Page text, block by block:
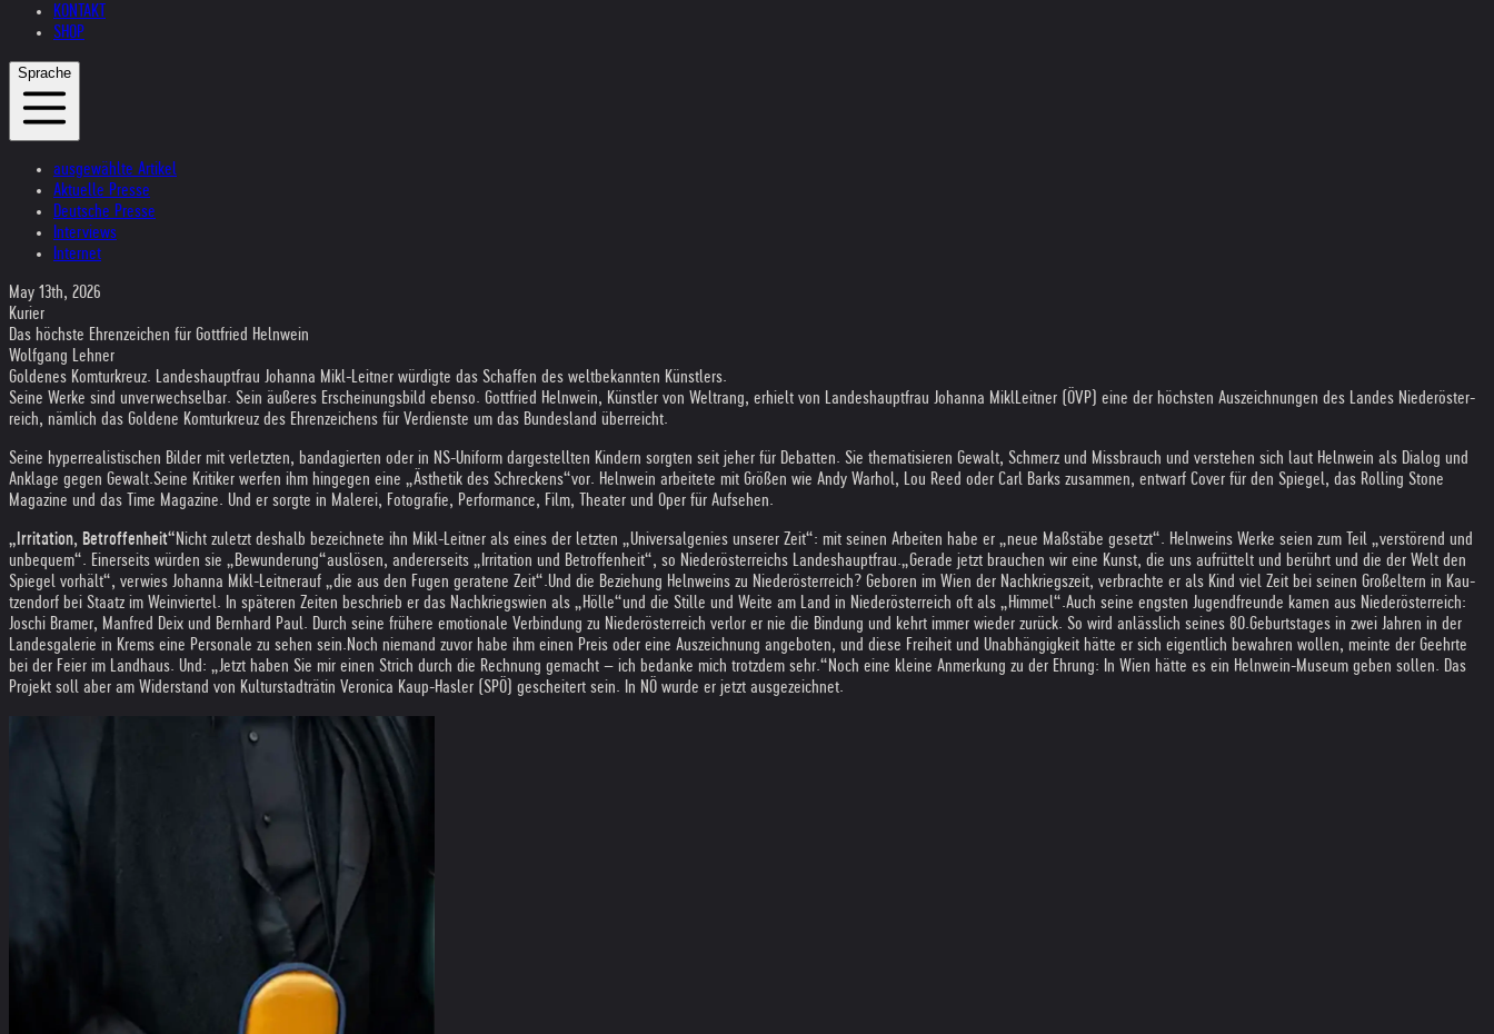
KONTAKT
SHOP
Sprache
ausgewählte Artikel
Aktuelle Presse
Deutsche Presse
Interviews
Internet
May 13th, 2026
Kurier
Das höch­ste Ehren­zei­chen für Gott­fried Heln­wein
Wolf­gang Leh­ner
Gol­de­nes Kom­tur­kreuz. Lan­des­haupt­frau Johanna Mikl-Leit­ner wür­digte das Schaf­fen des welt­be­kann­ten Künst­lers.
Seine Werke sind unver­wech­sel­bar. Sein äuße­res Erschei­nungs­bild ebenso. Gott­fried Heln­wein, Künst­ler von Welt­rang, erhielt von Lan­des­haupt­frau Johanna MiklLeit­ner (ÖVP) eine der höch­sten Aus­zeich­nun­gen des Lan­des Nie­der­öster­
reich, näm­lich das Gol­dene Kom­tur­kreuz des Ehren­zei­chens für Ver­dien­ste um das Bun­des­land über­reicht.
Seine hyper­rea­li­sti­schen Bil­der mit ver­letz­ten, ban­da­gier­ten oder in NS-Uni­form dar­ge­stell­ten Kin­dern sorg­ten seit jeher für Debat­ten. Sie the­ma­ti­sie­ren Gewalt, Schmerz und Missbrauch und ver­ste­hen sich laut Heln­wein als Dia­log und
Anklage gegen Gewalt.Seine Kri­ti­ker wer­fen ihm hin­ge­gen eine „Ästhe­tik des Schreckens“vor. Heln­wein arbei­tete mit Grö­ßen wie Andy War­hol, Lou Reed oder Carl Barks zusam­men, ent­warf Cover für den Spie­gel, das Rol­ling Stone
Maga­zine und das Time Maga­zine. Und er sorgte in Male­rei, Foto­gra­fie, Per­for­mance, Film, Thea­ter und Oper für Auf­se­hen.
„Irri­ta­tion, Betrof­fen­heit“Nicht zuletzt des­halb bezeich­nete ihn Mikl-Leit­ner als eines der letz­ten „Uni­ver­sal­ge­nies unse­rer Zeit“: mit sei­nen Arbei­ten habe er „neue Maß­stäbe gesetzt“. Heln­weins Werke seien zum Teil „ver­stö­rend und
unbe­quem“. Einer­seits wür­den sie „Bewun­de­rung“aus­lö­sen, ande­rer­seits „Irri­ta­tion und Betrof­fen­heit“, so Nie­der­öster­reichs Lan­des­haupt­frau.„Gerade jetzt brau­chen wir eine Kunst, die uns auf­rüt­telt und berührt und die der Welt den
Spie­gel vor­hält“, ver­wies Johanna Mikl-Leit­nerauf „die aus den Fugen gera­tene Zeit“.Und die Bezie­hung Heln­weins zu Nie­der­öster­reich? Gebo­ren im Wien der Nach­kriegs­zeit, ver­brachte er als Kind viel Zeit bei sei­nen Groß­el­tern in Kau­
tzen­dorf bei Staatz im Wein­vier­tel. In spä­te­ren Zei­ten beschrieb er das Nach­kriegs­wien als „Hölle“und die Stille und Weite am Land in Nie­der­öster­reich oft als „Him­mel“.Auch seine eng­sten Jugend­freunde kamen aus Nie­der­öster­reich:
Joschi Bra­mer, Man­fred Deix und Bern­hard Paul. Durch seine frü­here emo­tio­nale Ver­bin­dung zu Nie­der­öster­reich ver­lor er nie die Bin­dung und kehrt immer wie­der zurück. So wird anläs­slich sei­nes 80.Geburts­ta­ges in zwei Jah­ren in der
Lan­des­ga­le­rie in Krems eine Per­so­nale zu sehen sein.Noch nie­mand zuvor habe ihm einen Preis oder eine Aus­zeich­nung ange­bo­ten, und diese Frei­heit und Unab­hän­gig­keit hätte er sich eigent­lich bewah­ren wol­len, meinte der Geehrte
bei der Feier im Land­haus. Und: „Jetzt haben Sie mir einen Strich durch die Rech­nung gemacht – ich bedanke mich trotz­dem sehr.“Noch eine kleine Anmer­kung zu der Ehrung: In Wien hätte es ein Heln­wein-Museum geben sol­len. Das
Pro­jekt soll aber am Wider­stand von Kul­tur­stadt­rä­tin Vero­nica Kaup-Has­ler (SPÖ) geschei­tert sein. In NÖ wurde er jetzt aus­ge­zeich­net.